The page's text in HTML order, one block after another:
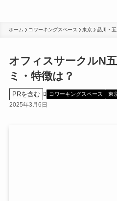
ホーム コワーキングスペース 東京 品川・
オフィスサークルN
ミ・特徴は？
PRを含む コワーキングスペース 東
2025年3月6日